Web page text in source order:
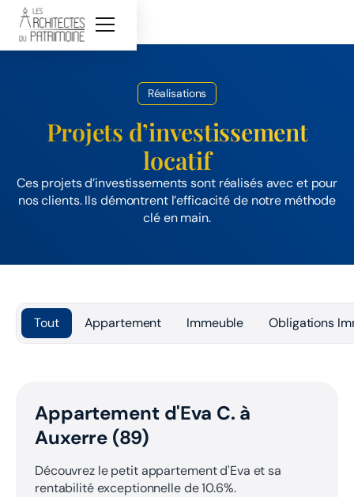
Réalisations
Projets d’investissement
locatif
Ces projets d’investissements sont réalisés avec et pour
nos clients. Ils démontrent l’efficacité de notre méthode
clé en main.
Tout Appartement Immeuble Obligations
Appartement d'Eva C. à
Auxerre (89)
Découvrez le petit appartement d'Eva et sa
rentabilité exceptionnelle de 10.6%.